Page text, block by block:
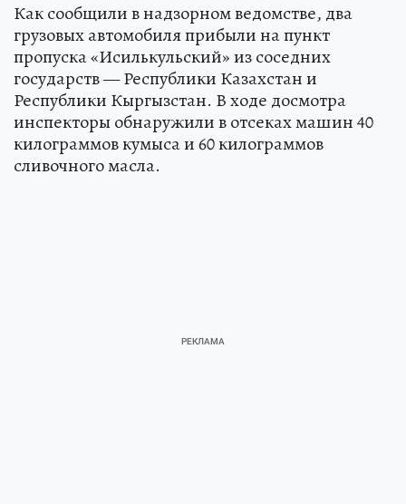
Как сообщили в надзорном ведомстве, два
грузовых автомобиля прибыли на пункт
пропуска «Исилькульский» из соседних
государств — Республики Казахстан и
Республики Кыргызстан. В ходе досмотра
инспекторы обнаружили в отсеках машин 40
килограммов кумыса и 60 килограммов
сливочного масла.